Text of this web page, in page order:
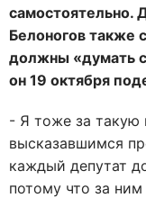
самостоятельно.
Белоногов также
должны «думать
он 19 октября
- Я тоже за такую
высказавшимся
каждый депутат
потому что за